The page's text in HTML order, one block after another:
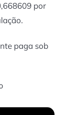
por
paga sob